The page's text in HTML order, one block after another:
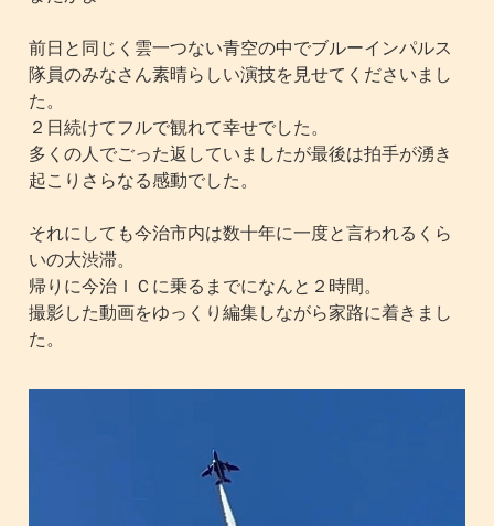
前日と同じく雲一つない青空の中でブルーインパルス
隊員のみなさん素晴らしい演技を見せてくださいまし
た。
２日続けてフルで観れて幸せでした。
多くの人でごった返していましたが最後は拍手が湧き
起こりさらなる感動でした。
それにしても今治市内は数十年に一度と言われるくら
いの大渋滞。
帰りに今治ＩＣに乗るまでになんと２時間。
撮影した動画をゆっくり編集しながら家路に着きまし
た。